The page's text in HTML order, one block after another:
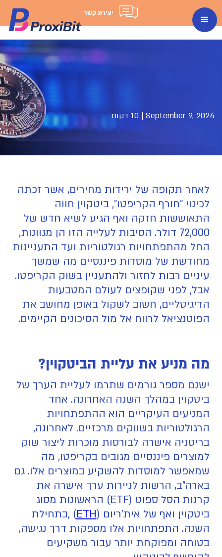
יצירת קשר
September 9, 2024
| 10 דקות
לאחר תקופה של ירידות מחירים, אשר זכתה
לכינוי "חורף הקריפטו", ביטקוין חווה
התאוששות חזקה ואף הגיע לשיא חדש של
72,000 דולר. הסיבות לעלייה הזו הן מגוונות,
החל מהתפתחויות רגולטוריות ועד התעניינות
מחודשת של מוסדות פיננסיים מה שמשך
עיניים רבות לחזור ולהתעניין בשוק הקריפטו.
אבל, לפני שקופצים לעולם המטבעות
הדיגיטליים, חשוב לשקול באופן מחושב את
הפוטנציאל לרווח אל מול הסיכונים הקיימים.
מה מניע את עליית הביטקוין?
ישנם מספר גורמים שתרמו לעליית הערך של
ביטקוין במהלך השנה האחרונה. אחד
המניעים העיקריים הוא ההתפתחויות
הרגולטוריות בשווקים מרכזיים. לאחרונה,
בריטניה אישרה לבורסות מוכרות ליצור שוק
למוצרים פיננסיים מגובים בקריפטו, מה
שמאפשר למוסדות להשקיע במוצרים אלו. גם
בארה"ב, הרשות לניירות ערך אישרה את
קרנות הסל ספוט (ETF) הראשונות מסוג
ביטקוין ואף של אית'ריום (ETH) ,בתחילת
השנה. התפתחויות אלו מספקות דרך נגישה,
בטוחה ומפוקחת יותר עבור משקיעים